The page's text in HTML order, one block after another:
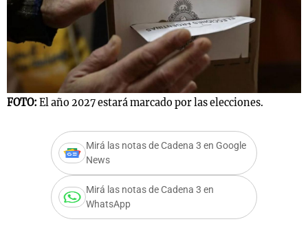
FOTO: El año 2027 estará marcado por las elecciones.
Mirá las notas de Cadena 3 en Google
News
Mirá las notas de Cadena 3 en
WhatsApp